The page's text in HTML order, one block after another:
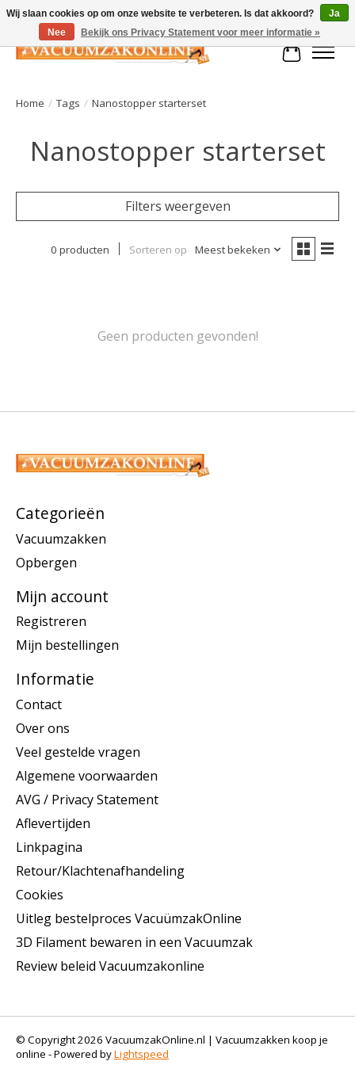
Home / Tags / Nanostopper starterset
Nanostopper starterset
Filters weergeven
0 producten Sorteren op Meest bekeken
Geen producten gevonden!
Categorieën
Vacuumzakken
Opbergen
Mijn account
Registreren
Mijn bestellingen
Informatie
Contact
Over ons
Veel gestelde vragen
Algemene voorwaarden
AVG / Privacy Statement
Aflevertijden
Linkpagina
Retour/Klachtenafhandeling
Cookies
Uitleg bestelproces VacuümzakOnline
3D Filament bewaren in een Vacuumzak
Review beleid Vacuumzakonline
© Copyright 2026 VacuumzakOnline.nl | Vacuumzakken koop je
online - Powered byLightspeed
Wij slaan cookies op om onze website te verbeteren. Is dat akkoord?
Ja
Nee
Bekijk ons Privacy Statement voor meer informatie »